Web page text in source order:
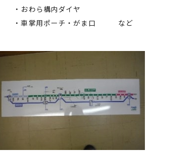
・おわら構内ダイヤ
・車掌用ポーチ・がま口 など